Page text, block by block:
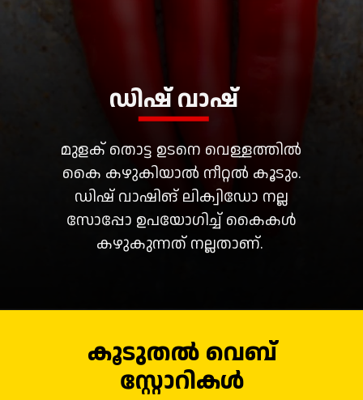
മുളക് തൊട്ട ഉടനെ വെള്ളത്തിൽ
കൈ കഴുകിയാൽ നീറ്റൽ കൂടും.
ഡിഷ് വാഷിങ് ലിക്വിഡോ നല്ല
സോപ്പോ ഉപയോഗിച്ച് കൈകൾ
കഴുകുന്നത് നല്ലതാണ്.
ഡിഷ് വാഷ്
കൂടുതൽ വെബ്
സ്റ്റോറികൾ